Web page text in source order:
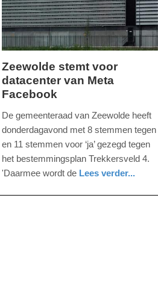
vrijdag,
17.
2021
09-
Zeewolde stemt voor
datacenter van Meta
Facebook
De gemeenteraad van Zeewolde heeft
donderdagavond met 8 stemmen tegen
en 11 stemmen voor ‘ja’ gezegd tegen
het bestemmingsplan Trekkersveld 4.
'Daarmee wordt de Lees verder...